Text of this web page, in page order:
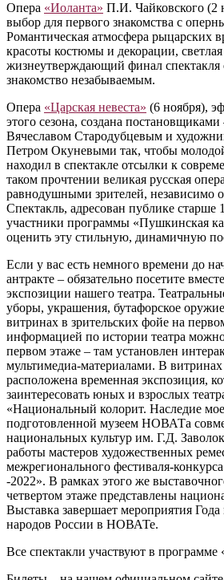
Опера «Иоланта» П.И. Чайковского (2
выбор для первого знакомства с
Романтическая атмосфера рыцарских
красоты костюмы и декорации,
жизнеутверждающий финал спектакля
знакомство незабываемым.
Опера «Царская невеста» (6 ноября),
этого сезона, создана
Вячеславом Стародубцевым и
Петром Окуневыми так, чтобы
находил в спектакле отсылки к
таком прочтении великая русская
равнодушными зрителей, независимо
Спектакль, адресован публике старше
участники программы «Пушкинская
оценить эту стильную, динамичную
Если у вас есть немного времени до
антракте – обязательно посетите
экспозиции нашего театра.
уборы, украшения, бутафорское
витринах в зрительских фойе на
информацией по истории театра
первом этаже – там установлен
мультимедиа-материалами. В витринах
расположена временная экспозиция,
заинтересовать юных и взрослых
«Национальный колорит. Наследие
подготовленной музеем НОВАТа
национальных культур им. Г.Д.
работы мастеров художественных
межрегионального фестиваля-
-2022». В рамках этого же
четвертом этаже представлены
Выставка завершает мероприятия Года
народов России в НОВАТе.
Все спектакли участвуют в